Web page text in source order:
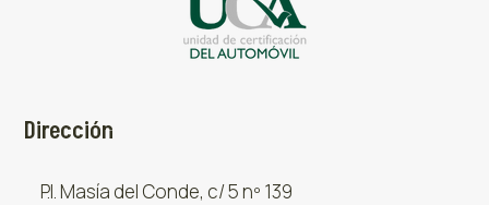
Dirección
P.I. Masía del Conde, c/ 5 nº 139